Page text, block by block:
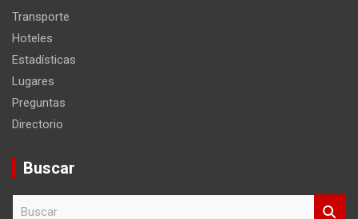
Transporte
Hoteles
Estadísticas
Lugares
Preguntas
Directorio
Buscar